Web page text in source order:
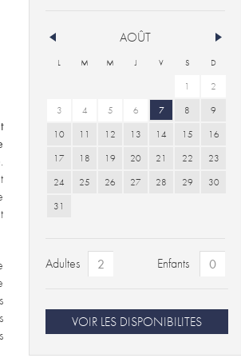
.
AOÛT
L M M J V S D
1
2
3
4 5 6 7 8
9
10
11 12 13 14 15
16
17
18 19 20 21 22
23
24
25 26 27 28 29
30
31
Adultes Enfants
VOIR LES DISPONIBILITES